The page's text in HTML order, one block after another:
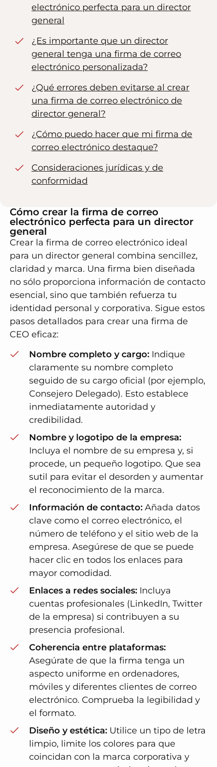
electrónico perfecta para un director
general
¿Es importante que un director
general tenga una firma de correo
electrónico personalizada?
¿Qué errores deben evitarse al crear
una firma de correo electrónico de
director general?
¿Cómo puedo hacer que mi firma de
correo electrónico destaque?
Consideraciones jurídicas y de
conformidad
Cómo crear la firma de correo
electrónico perfecta para un director
general
Crear la firma de correo electrónico ideal
para un director general combina sencillez,
claridad y marca. Una firma bien diseñada
no sólo proporciona información de contacto
esencial, sino que también refuerza tu
identidad personal y corporativa. Sigue estos
pasos detallados para crear una firma de
CEO eficaz:
Nombre completo y cargo:Indique
claramente su nombre completo
seguido de su cargo oficial (por ejemplo,
Consejero Delegado). Esto establece
inmediatamente autoridad y
credibilidad.
Nombre y logotipo de la empresa:
Incluya el nombre de su empresa y, si
procede, un pequeño logotipo. Que sea
sutil para evitar el desorden y aumentar
el reconocimiento de la marca.
Información de contacto:Añada datos
clave como el correo electrónico, el
número de teléfono y el sitio web de la
empresa. Asegúrese de que se puede
hacer clic en todos los enlaces para
mayor comodidad.
Enlaces a redes sociales:Incluya
cuentas profesionales (LinkedIn, Twitter
de la empresa) si contribuyen a su
presencia profesional.
Coherencia entre plataformas:
Asegúrate de que la firma tenga un
aspecto uniforme en ordenadores,
móviles y diferentes clientes de correo
electrónico. Comprueba la legibilidad y
el formato.
Diseño y estética:Utilice un tipo de letra
limpio, limite los colores para que
coincidan con la marca corporativa y